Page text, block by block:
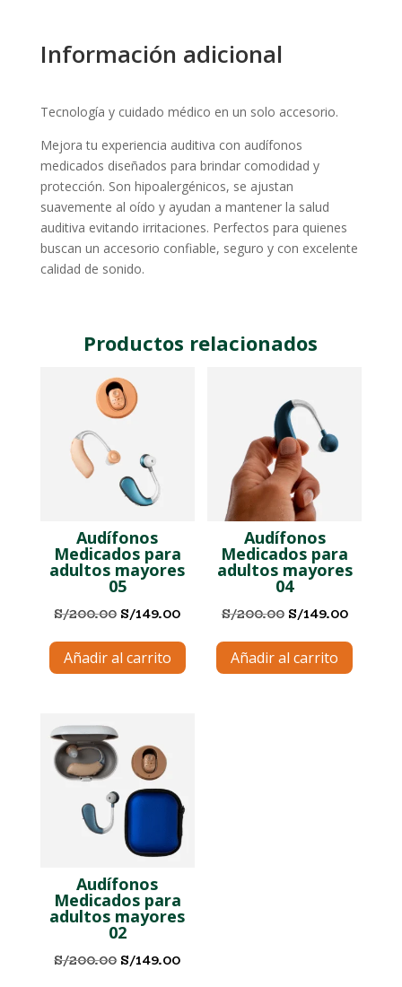
Información adicional
Tecnología y cuidado médico en un solo accesorio.
Mejora tu experiencia auditiva con audífonos
medicados diseñados para brindar comodidad y
protección. Son hipoalergénicos, se ajustan
suavemente al oído y ayudan a mantener la salud
auditiva evitando irritaciones. Perfectos para quienes
buscan un accesorio confiable, seguro y con excelente
calidad de sonido.
Productos relacionados
Audífonos
Medicados para
adultos mayores
05
S/200.00 El
original
S/149.00El
Añadir al carrito
Audífonos
Medicados para
adultos mayores
04
S/200.00 El
original
S/149.00El
Añadir al carrito
Audífonos
Medicados para
adultos mayores
02
S/200.00 El
S/149.00El